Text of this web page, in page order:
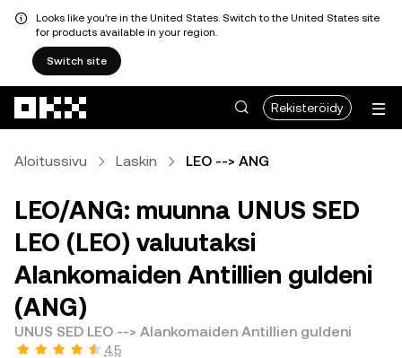
Looks like you're in the United States. Switch to the United States site
for products available in your region.
Switch site
Rekisteröidy
Aloitussivu Laskin LEO --> ANG
LEO/ANG: muunna UNUS SED
LEO (LEO) valuutaksi
Alankomaiden Antillien guldeni
(ANG)
UNUS SED LEO --> Alankomaiden Antillien guldeni
4,5